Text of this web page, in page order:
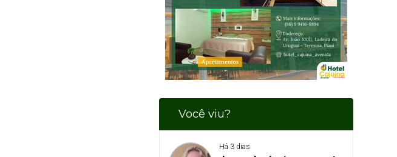
Você viu?
Há 3 dias